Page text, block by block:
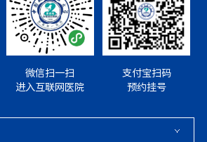
微信扫一扫
进入互联网医院
支付宝扫码
预约挂号